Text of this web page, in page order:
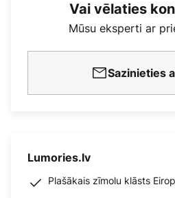
Vai vēlaties
Mūsu eksperti ar
Sazinieties
Lumories.lv
Plašākais zīmolu klāsts